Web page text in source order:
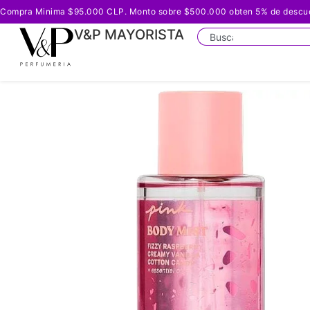
Compra Minima $95.000 CLP. Monto sobre $500.000 obten 5% de
V&P MAYORISTA